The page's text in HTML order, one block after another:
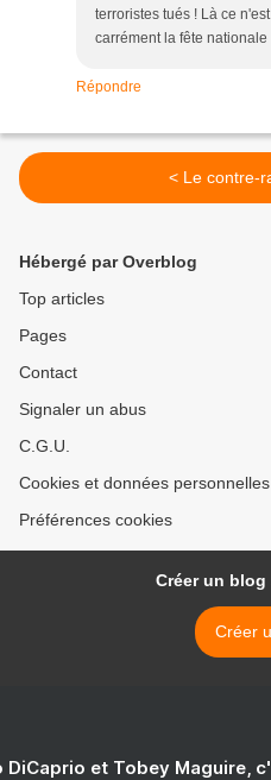
terroristes tués ! Là ce
carrément la fête nationale
Répondre
< Le
Hébergé par Overblog
Top articles
Pages
Contact
Signaler un abus
C.G.U.
Cookies et données personnelles
Préférences cookies
Créer un
Créer
DiCaprio et Tobey Maguire,